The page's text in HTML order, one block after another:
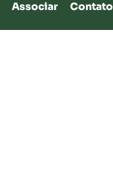
Associar Contato